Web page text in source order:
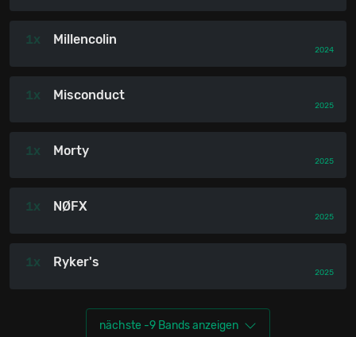
1x Millencolin
2024
1x Misconduct
2025
1x Morty
2025
1x NØFX
2025
1x Ryker's
2025
nächste -9 Bands anzeigen